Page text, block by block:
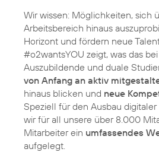
Wir wissen: Möglichkeiten, sich
Arbeitsbereich hinaus
Horizont und fördern neue
#o2wantsYOU zeigt, was das
Auszubildende und duale
von Anfang an aktiv
hinaus blicken und neue
Speziell für den Ausbau
wir für all unsere über 8.000
Mitarbeiter ein umfassendes
aufgelegt.